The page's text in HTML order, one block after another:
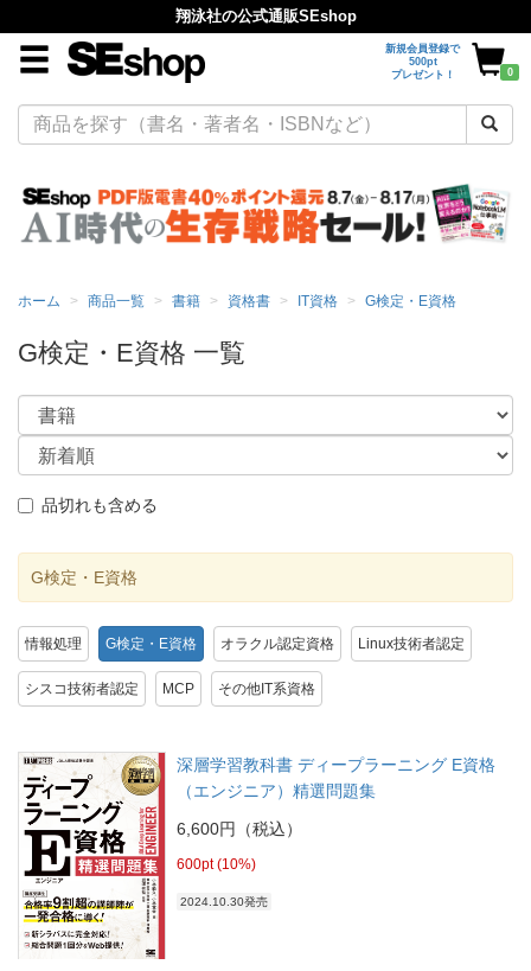
翔泳社の公式通販SEshop
新規会員登録で
500pt
プレゼント！
0
ホーム 商品一覧 書籍 資格書 IT資格 G検定・E資格
G検定・E資格 一覧
品切れも含める
G検定・E資格
情報処理 G検定・E資格 オラクル認定資格 Linux技術者認定
シスコ技術者認定 MCP その他IT系資格
深層学習教科書 ディープラーニング E資格
（エンジニア）精選問題集
6,600円（税込）
600pt (10%)
2024.10.30発売